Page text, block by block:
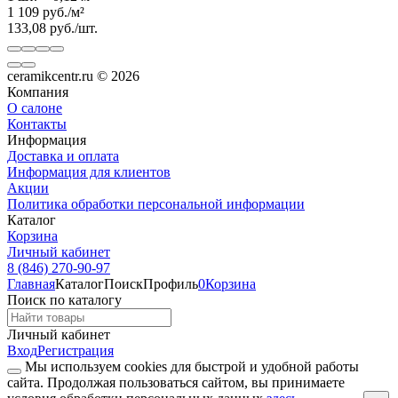
1 109 руб./м²
133,08 руб./шт.
ceramikcentr.ru © 2026
Компания
О салоне
Контакты
Информация
Доставка и оплата
Информация для клиентов
Акции
Политика обработки персональной информации
Каталог
Корзина
Личный кабинет
8 (846) 270-90-97
ГлавнаяКаталогПоискПрофиль0Корзина
Поиск по каталогу
Личный кабинет
ВходРегистрация
Мы используем cookies для быстрой и удобной работы
сайта. Продолжая пользоваться сайтом, вы принимаете